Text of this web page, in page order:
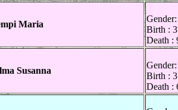
Maria
Birth :
Death :
Susanna
Birth :
Death :